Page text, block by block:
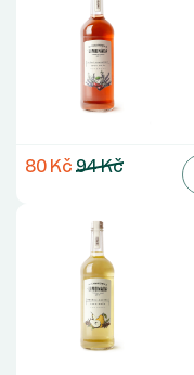
80 Kč 94 Kč